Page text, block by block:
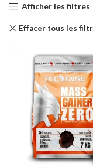
Afficher les filtres
Effacer tous les